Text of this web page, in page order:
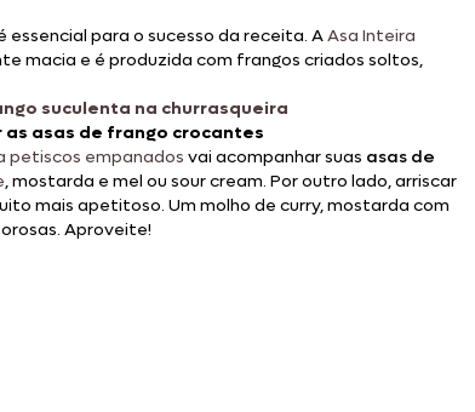
para o sucesso da receita. AAsa Inteira
macia e é produzida com frangos criados soltos,
suculenta na churrasqueira
asas de frango crocantes
petiscos empanados vai acompanhar suas asas de
, mostarda e mel ou sour cream. Por outro lado, arriscar
mais apetitoso. Um molho de curry, mostarda com
Aproveite!